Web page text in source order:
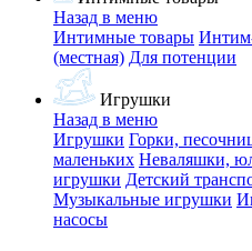
Назад в меню
Интимные товары
(местная) Для потенции
Игрушки
Назад в меню
Игрушки Горки,
маленьких Неваляшки,
игрушки Детский
Музыкальные игрушки
насосы